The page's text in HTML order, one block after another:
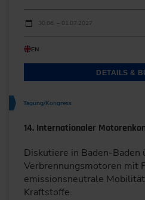
Durchführungen
Veranstaltungsdatum Veranstaltungsort
30.06. – 01.07.2027
EN
DETAILS &
Tagung/Kongress
14. Internationaler
Diskutiere in Baden-Baden
Verbrennungsmotoren mit
emissionsneutrale
Kraftstoffe.